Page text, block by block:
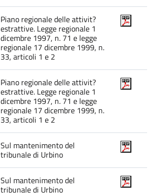
Piano regionale delle attivit?
estrattive. Legge regionale 1
dicembre 1997, n. 71 e legge
regionale 17 dicembre 1999, n.
33, articoli 1 e 2
Piano regionale delle attivit?
estrattive. Legge regionale 1
dicembre 1997, n. 71 e legge
regionale 17 dicembre 1999, n.
33, articoli 1 e 2
Sul mantenimento del
tribunale di Urbino
Sul mantenimento del
tribunale di Urbino